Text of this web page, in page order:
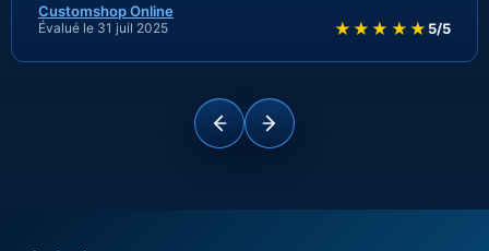
Customshop Online
Évalué le 31 juil 2025 ★★★★★ 5/5